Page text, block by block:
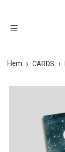
Hem CARDS